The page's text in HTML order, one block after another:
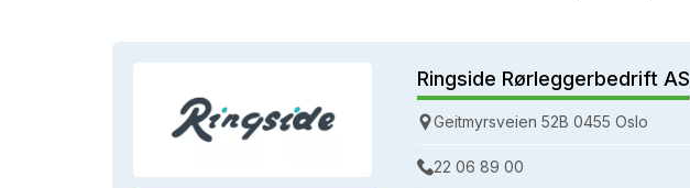
Ringside Rørleggerbedrift AS
Geitmyrsveien 52B 0455 Oslo
22 06 89 00